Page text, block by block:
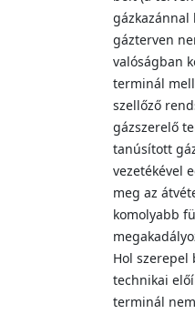
gázkazánnal
gázterven
valóságban
terminál
szellőző
gázszerelő
tanúsított
vezetékével
meg az
komolyabb
Hol szerepel
technikai
terminál